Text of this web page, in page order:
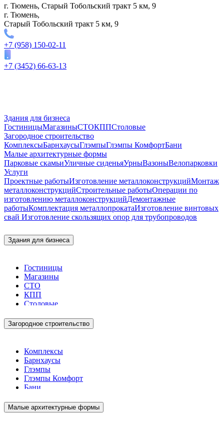
г. Тюмень, Старый Тобольский тракт 5 км, 9
г. Тюмень,
Старый Тобольский тракт 5 км, 9
+7 (958) 150-02-11
+7 (3452) 66-63-13
Здания для бизнеса
ГостиницыМагазиныСТОКППСтоловые
Загородное строительство
КомплексыБарнхаусыГлэмпыГлэмпы КомфортБани
Малые архитектурные формы
Парковые скамьиУличные сиденьяУрныВазоныВелопарковки
Услуги
Проектные работыИзготовление металлоконструкцийМонтаж
металлоконструкцийСтроительные работыОперации по
изготовлению металлоконструкцийДемонтажные
работыКомплектация металлопрокатаИзготовление винтовых
свай Изготовление скользящих опор для трубопроводов
Здания для бизнеса
Гостиницы
Магазины
СТО
КПП
Столовые
Загородное строительство
Комплексы
Барнхаусы
Глэмпы
Глэмпы Комфорт
Бани
Малые архитектурные формы